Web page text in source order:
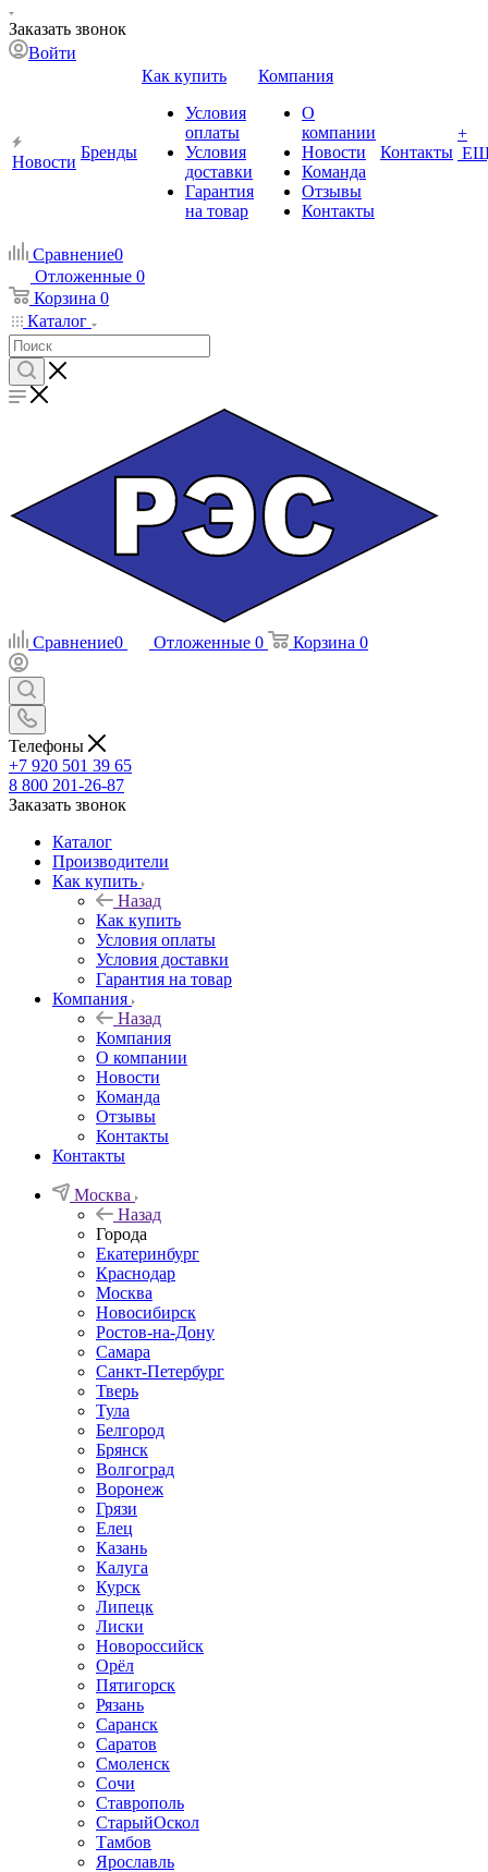
Заказать звонок
Войти
Новости
Бренды
Как купить
Условия
оплаты
Условия
доставки
Гарантия
на товар
Компания
О
компании
Новости
Команда
Отзывы
Контакты
Контакты
+
Сравнение0
Отложенные 0
Корзина 0
Каталог
Сравнение0 Отложенные 0 Корзина 0
Телефоны
+7 920 501 39 65
8 800 201-26-87
Заказать звонок
Каталог
Производители
Как купить
Назад
Как купить
Условия оплаты
Условия доставки
Гарантия на товар
Компания
Назад
Компания
О компании
Новости
Команда
Отзывы
Контакты
Контакты
Москва
Назад
Города
Екатеринбург
Краснодар
Москва
Новосибирск
Ростов-на-Дону
Самара
Санкт-Петербург
Тверь
Тула
Белгород
Брянск
Волгоград
Воронеж
Грязи
Елец
Казань
Калуга
Курск
Липецк
Лиски
Новороссийск
Орёл
Пятигорск
Рязань
Саранск
Саратов
Смоленск
Сочи
Ставрополь
СтарыйОскол
Тамбов
Ярославль